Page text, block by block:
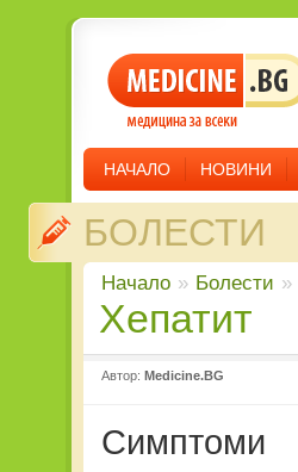
НАЧАЛО НОВИНИ
БОЛЕСТИ
Начало » Болести »
Хепатит
Автор: Medicine.BG
Симптоми